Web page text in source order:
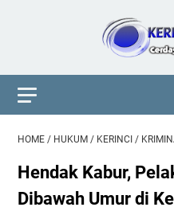
HOME / HUKUM / KERINCI /
Hendak Kabur,
Dibawah Umur di